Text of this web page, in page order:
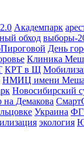
Академпарк
обход выборы-
День
Клиника
КРТ в Щ
НМИЦ имени
Новосибирский
на Демакова
Украина
экология